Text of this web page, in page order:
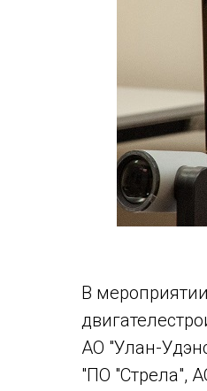
В
АО "Улан-
"ПО "Стрела",